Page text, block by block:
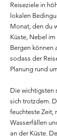
Reiseziele in
lokalen
Monat, den du
Küste, Nebel
Bergen können
sodass der
Planung rund
Die wichtigsten
sich trotzdem.
feuchteste Zeit,
Wasserfällen
an der Küste.